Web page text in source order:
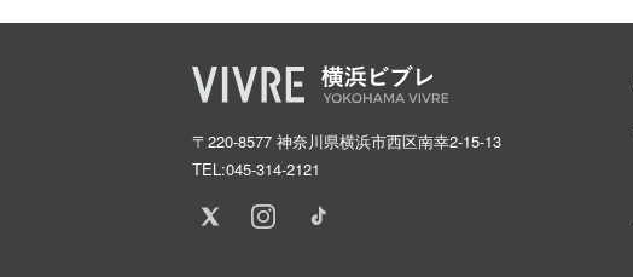
〒220-8577 神奈川県横浜市西区南幸2-15-13
TEL:045-314-2121